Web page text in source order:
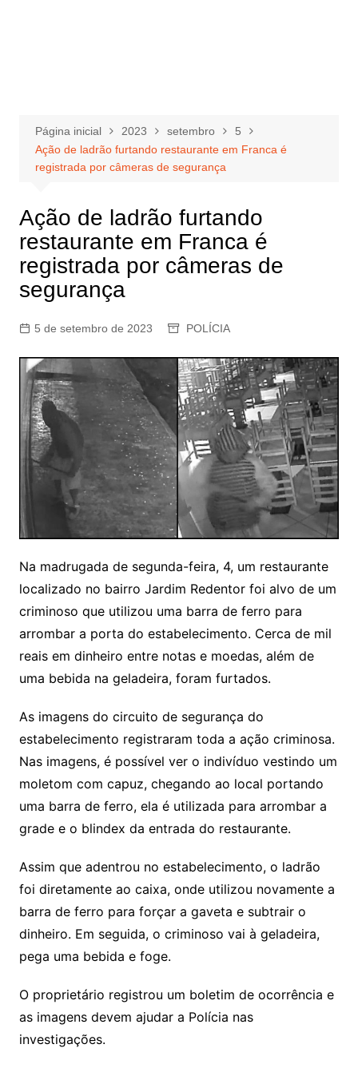
Página inicial 2023 setembro
5
Ação de ladrão furtando restaurante em Franca é
registrada por câmeras de segurança
Ação de ladrão furtando
restaurante em Franca é
registrada por câmeras de
segurança
5 de setembro de 2023 POLÍCIA
Na madrugada de segunda-feira, 4, um restaurante
localizado no bairro Jardim Redentor foi alvo de um
criminoso que utilizou uma barra de ferro para
arrombar a porta do estabelecimento. Cerca de mil
reais em dinheiro entre notas e moedas, além de
uma bebida na geladeira, foram furtados.
As imagens do circuito de segurança do
estabelecimento registraram toda a ação criminosa.
Nas imagens, é possível ver o indivíduo vestindo um
moletom com capuz, chegando ao local portando
uma barra de ferro, ela é utilizada para arrombar a
grade e o blindex da entrada do restaurante.
Assim que adentrou no estabelecimento, o ladrão
foi diretamente ao caixa, onde utilizou novamente a
barra de ferro para forçar a gaveta e subtrair o
dinheiro. Em seguida, o criminoso vai à geladeira,
pega uma bebida e foge.
O proprietário registrou um boletim de ocorrência e
as imagens devem ajudar a Polícia nas
investigações.